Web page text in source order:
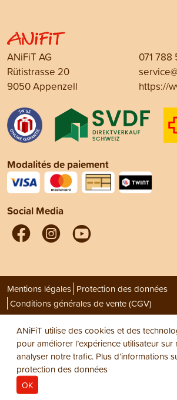
ANiFiT AG
Rütistrasse 20
9050 Appenzell
071 788
https://
Modalités de paiement
Social Media
Mentions légales Protection des données
Conditions générales de vente (CGV)
ANiFiT utilise des cookies et des
pour améliorer l’expérience utilisateur sur
analyser notre trafic. Plus d’informations
protection des données
OK